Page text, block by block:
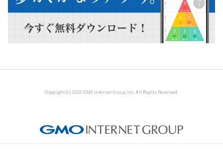
Copyright (c) 2026 GMO Internet Group, Inc. All Rights Reserved.